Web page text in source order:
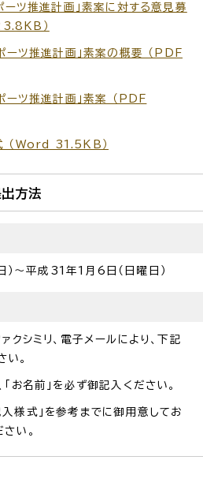
ーツ推進計画」素案に対する意見募
）
ーツ推進計画」素案の概要 （PDF
ーツ推進計画」素案 （PDF
（Word 31.5KB）
方法
～平成31年1月6日（日曜日）
ァクシミリ、電子メールにより、下記
い。
「お名前」を必ず御記入ください。
入様式」を参考までに御用意してお
い。